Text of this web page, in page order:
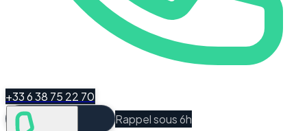
+33 6 38 75 22 70
Rappel sous 6h